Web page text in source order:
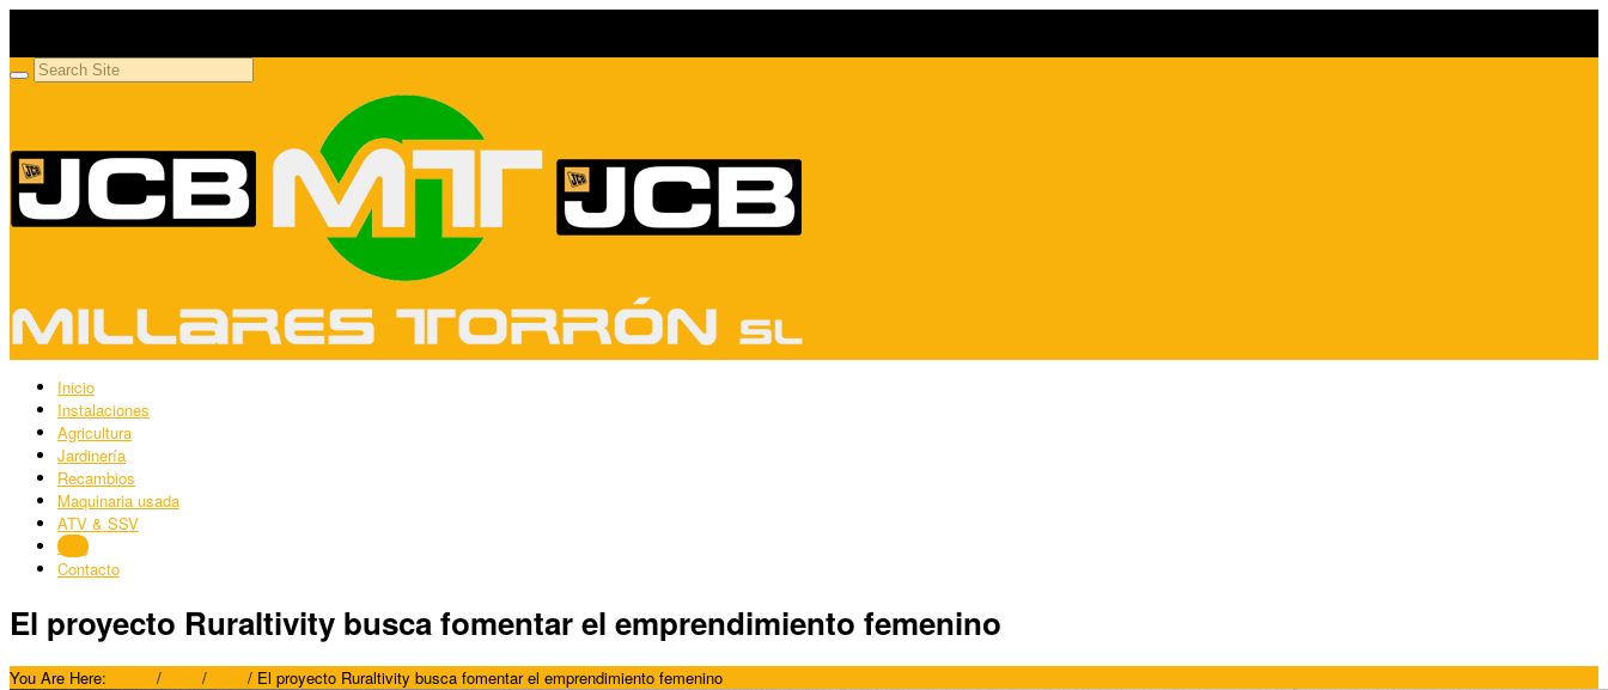
Inicio
Instalaciones
Agricultura
Jardinería
Recambios
Maquinaria usada
ATV & SSV
Blog
Contacto
El proyecto Ruraltivity busca fomentar el emprendimiento femenino
You Are Here: / / / El proyecto Ruraltivity busca fomentar el emprendimiento femenino